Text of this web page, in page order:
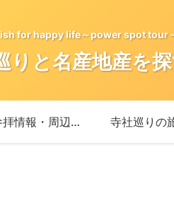
for happy life～power spot tour
りと名産地産を
寺社の参拝情報・周辺情報 寺社巡りの